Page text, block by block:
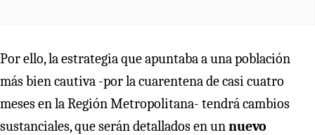
Por ello, la estrategia que apuntaba a una población
más bien cautiva -por la cuarentena de casi cuatro
meses en la Región Metropolitana- tendrá cambios
sustanciales, que serán detallados en unnuevo